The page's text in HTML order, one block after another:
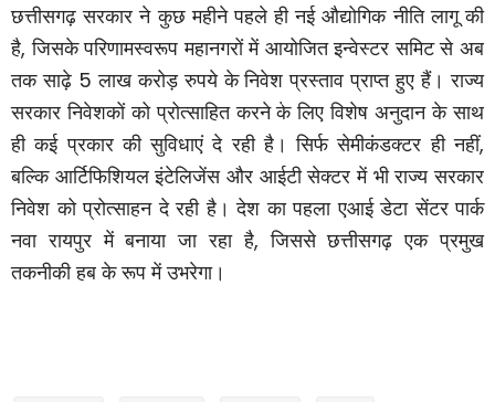
छत्तीसगढ़ सरकार ने कुछ महीने पहले ही नई औद्योगिक नीति लागू की
है,जिसके परिणामस्वरूप महानगरों में आयोजित इन्वेस्टर समिट से अब
तक साढ़े 5 लाख करोड़ रुपये के निवेश प्रस्ताव प्राप्त हुए हैं। राज्य
सरकार निवेशकों को प्रोत्साहित करने के लिए विशेष अनुदान के साथ
ही कई प्रकार की सुविधाएं दे रही है। सिर्फ सेमीकंडक्टर ही नहीं,
बल्कि आर्टिफिशियल इंटेलिजेंस और आईटी सेक्टर में भी राज्य सरकार
निवेश को प्रोत्साहन दे रही है। देश का पहला एआई डेटा सेंटर पार्क
नवा रायपुर में बनाया जा रहा है,जिससे छत्तीसगढ़ एक प्रमुख
तकनीकी हब के रूप में उभरेगा।